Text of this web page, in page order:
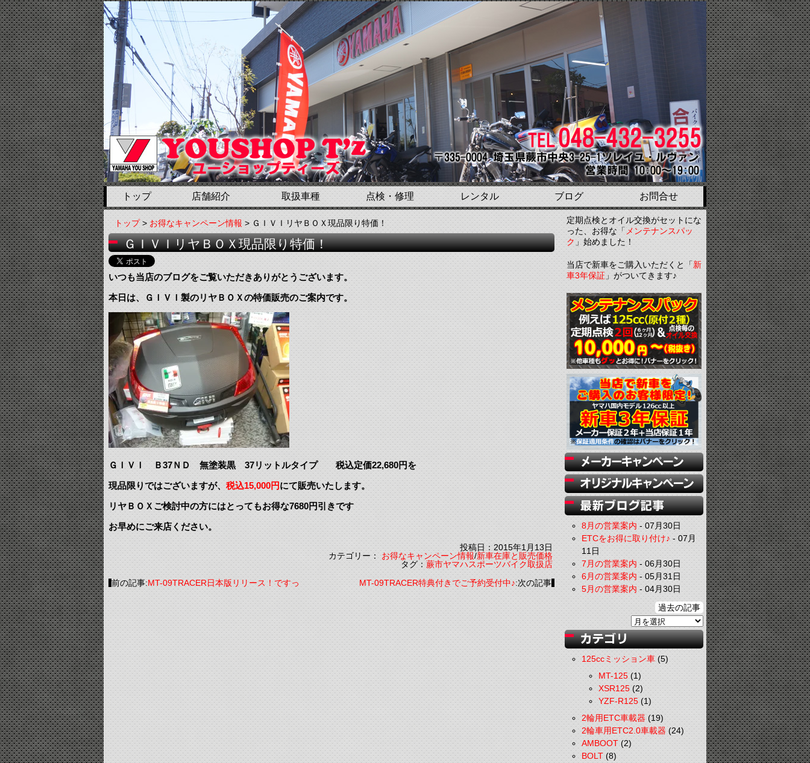
トップ 店舗紹介 取扱車種 点検・修理 レンタル ブログ お問合せ
トップ>お得なキャンペーン情報> ＧＩＶＩリヤＢＯＸ現品限り特価！
ＧＩＶＩリヤＢＯＸ現品限り特価！
いつも当店のブログをご覧いただきありがとうございます。
本日は、ＧＩＶＩ製のリヤＢＯＸの特価販売のご案内です。
ＧＩＶＩ Ｂ37ＮＤ 無塗装黒 37リットルタイプ 税込定価22,680円を
現品限りではございますが、税込15,000円にて販売いたします。
リヤＢＯＸご検討中の方にはとってもお得な7680円引きです
お早めにご来店ください。
投稿日：2015年1月13日
カテゴリー：お得なキャンペーン情報/新車在庫と販売価格
タグ：蕨市ヤマハスポーツバイク取扱店
前の記事:MT-09TRACER日本版リリース！ですっ MT-09TRACER特典付きでご予約受付中♪:次の記事
定期点検とオイル交換がセットにな
った、お得な「 メンテナンスパッ
ク」始めました！
当店で新車をご購入いただくと「新
車3年保証」がついてきます♪
8月の営業案内-07月30日
ETCをお得に取り付け♪-07月
11日
7月の営業案内-06月30日
6月の営業案内-05月31日
5月の営業案内-04月30日
過去の記事
125ccミッション車(5)
MT-125(1)
XSR125(2)
YZF-R125(1)
2輪用ETC車載器(19)
2輪車用ETC2.0車載器(24)
AMBOOT(2)
BOLT(8)